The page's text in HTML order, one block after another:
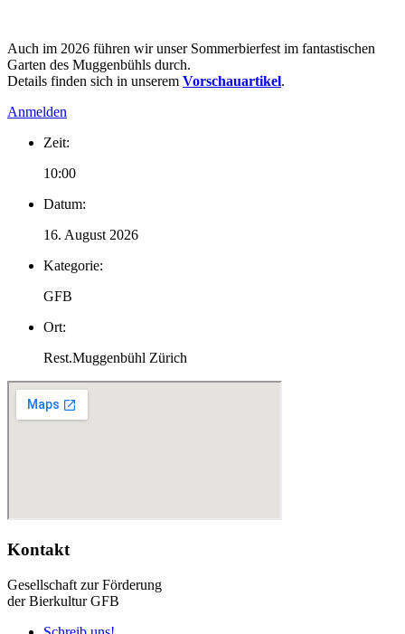
Auch im 2026 führen wir unser Sommerbierfest im fantastischen
Garten des Muggenbühls durch.
Details finden sich in unserem Vorschauartikel.
Anmelden
Zeit:
10:00
Datum:
16. August 2026
Kategorie:
GFB
Ort:
Rest.Muggenbühl Zürich
Kontakt
Gesellschaft zur Förderung
der Bierkultur GFB